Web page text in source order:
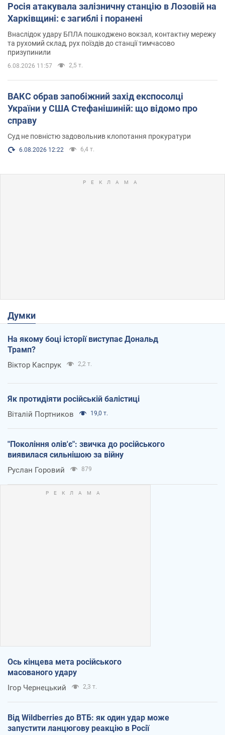
Росія атакувала залізничну станцію в Лозовій на
Харківщині: є загиблі і поранені
Внаслідок удару БПЛА пошкоджено вокзал, контактну мережу
та рухомий склад, рух поїздів до станції тимчасово
призупинили
6.08.2026 11:57 2,5 т.
ВАКС обрав запобіжний захід експосолці
України у США Стефанішиній: що відомо про
справу
Суд не повністю задовольнив клопотання прокуратури
6.08.2026 12:22 6,4 т.
Думки
На якому боці історії виступає Дональд
Трамп?
Віктор Каспрук 2,2 т.
Як протидіяти російській балістиці
Віталій Портников 19,0 т.
"Покоління олів'є": звичка до російського
виявилася сильнішою за війну
Руслан Горовий 879
Ось кінцева мета російського
масованого удару
Ігор Чернецький 2,3 т.
Від Wildberries до ВТБ: як один удар може
запустити ланцюгову реакцію в Росії